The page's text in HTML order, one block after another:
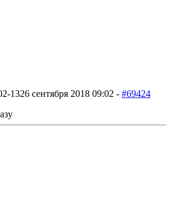
1326 сентября 2018 09:02 - #69424